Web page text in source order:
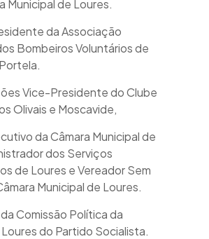
Municipal de Loures.
da Associação
Bombeiros Voluntários de
Vice-Presidente do Clube
Olivais e Moscavide,
da Câmara Municipal de
dos Serviços
de Loures e Vereador Sem
Municipal de Loures.
Comissão Política da
do Partido Socialista.